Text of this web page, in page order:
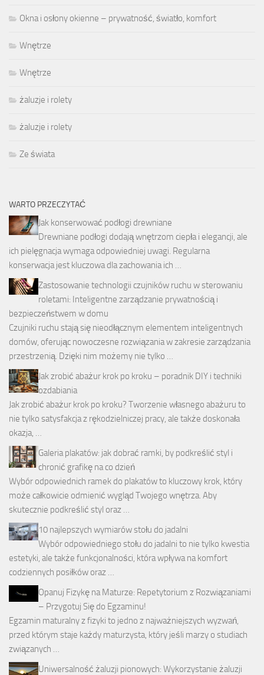
Okna i osłony okienne – prywatność, światło, komfort
Wnętrze
Wnętrze
żaluzje i rolety
żaluzje i rolety
Ze świata
WARTO PRZECZYTAĆ
Jak konserwować podłogi drewniane
Drewniane podłogi dodają wnętrzom ciepła i elegancji, ale
ich pielęgnacja wymaga odpowiedniej uwagi. Regularna
konserwacja jest kluczowa dla zachowania ich …
Zastosowanie technologii czujników ruchu w sterowaniu
roletami: Inteligentne zarządzanie prywatnością i
bezpieczeństwem w domu
Czujniki ruchu stają się nieodłącznym elementem inteligentnych
domów, oferując nowoczesne rozwiązania w zakresie zarządzania
przestrzenią. Dzięki nim możemy nie tylko …
Jak zrobić abażur krok po kroku – poradnik DIY i techniki
ozdabiania
Jak zrobić abażur krok po kroku? Tworzenie własnego abażuru to
nie tylko satysfakcja z rękodzielniczej pracy, ale także doskonała
okazja, …
Galeria plakatów: jak dobrać ramki, by podkreślić styl i
chronić grafikę na co dzień
Wybór odpowiednich ramek do plakatów to kluczowy krok, który
może całkowicie odmienić wygląd Twojego wnętrza. Aby
skutecznie podkreślić styl oraz …
10 najlepszych wymiarów stołu do jadalni
Wybór odpowiedniego stołu do jadalni to nie tylko kwestia
estetyki, ale także funkcjonalności, która wpływa na komfort
codziennych posiłków oraz …
Opanuj Fizykę na Maturze: Repetytorium z Rozwiązaniami
– Przygotuj Się do Egzaminu!
Egzamin maturalny z fizyki to jedno z najważniejszych wyzwań,
przed którym staje każdy maturzysta, który jeśli marzy o studiach
związanych …
Uniwersalność żaluzji pionowych: Wykorzystanie żaluzji